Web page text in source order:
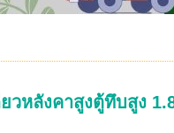
หลังคาสูงตู้ทึบสูง